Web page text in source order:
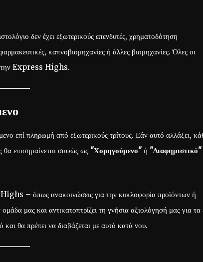
δεν έχει εξωτερικούς επενδυτές, χρηματοδότηση
καπνοβιομηχανίες ή άλλες βιομηχανίες. Όλες οι
την Express Highs.
επί πληρωμή από εξωτερικούς τρίτους. Εάν αυτό αλλάξει,
θα επισημαίνεται σαφώς ως "Χορηγούμενο" ή "Διαφημιστικό"
– όπως ανακοινώσεις για την κυκλοφορία προϊόντων ή
μας και αντικατοπτρίζει τη γνήσια αξιολόγησή μας για τα
θα πρέπει να διαβάζεται με αυτό κατά νου.